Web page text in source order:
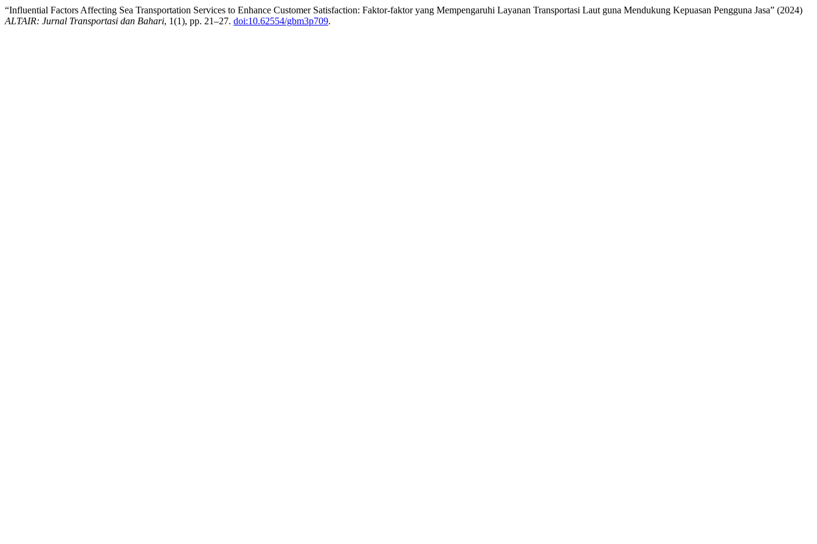
“Influential Factors Affecting Sea Transportation Services to Enhance Customer Satisfaction: Faktor-faktor yang Mempengaruhi Layanan Transportasi Laut guna Mendukung Kepuasan Pengguna Jasa” (2024)
ALTAIR: Jurnal Transportasi dan Bahari, 1(1), pp. 21–27. doi:10.62554/gbm3p709.